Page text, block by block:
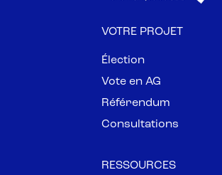
VOTRE PROJET
Élection
Vote en AG
Référendum
Consultations
RESSOURCES